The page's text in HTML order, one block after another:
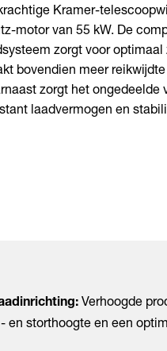
Kramer-
motor van 55 kW. De
zorgt voor
bovendien meer
zorgt het ongedeelde
laadvermogen en
Verhoogde
en storthoogte en een